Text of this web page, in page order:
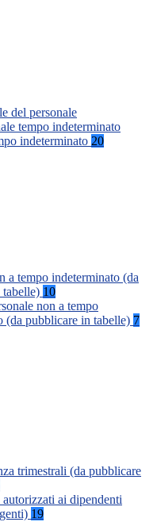
del personale
tempo indeterminato
indeterminato 20
a tempo indeterminato (da
10
non a tempo
(da pubblicare in tabelle) 7
trimestrali (da pubblicare
ai dipendenti
19